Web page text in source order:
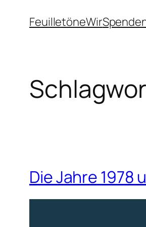
InhaltFeuilletöneWir
Die Jahre 1978